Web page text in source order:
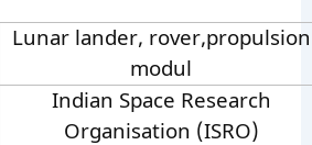
Lunar lander, rover,propulsion
modul
Indian Space Research
Organisation (ISRO)